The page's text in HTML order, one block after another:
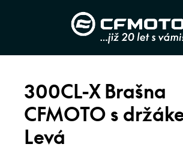
300CL-X Brašna
CFMOTO s
Levá